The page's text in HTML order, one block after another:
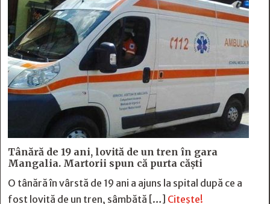
Tânără de 19 ani, lovită de un tren în gara
Mangalia. Martorii spun că purta căști
O tânără în vârstă de 19 ani a ajuns la spital după ce a
fost lovită de un tren, sâmbătă […] Citește!